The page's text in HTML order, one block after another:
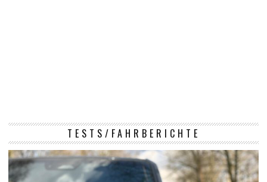
TESTS/FAHRBERICHTE